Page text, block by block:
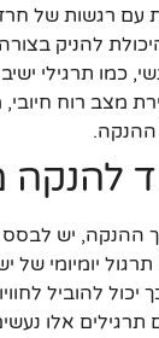
רגשות של
להניק
כמו תרגילי
מצב רוח
ההנקה.
ההנקה, יש לבסס
יומיומי של
יכול להוביל
תרגילים אלו